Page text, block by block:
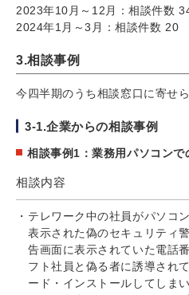
2023年10月～12月：相談件数
2024年1月～3月：相談件数 20
3.相談事例
今四半期のうち相談窓口に寄せ
3-1.企業からの相談事例
相談事例1：業務用パソコンで
相談内容
テレワーク中の社員がパソコ
表示された偽のセキュリティ
告画面に表示されていた電話
フト社員と偽る者に誘導され
ード・インストールしてしま